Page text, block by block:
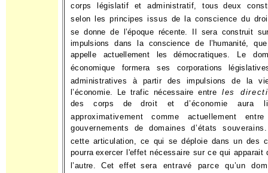
corps législatif et administratif, tous
deux
selon les principes issus de la conscience du
se donne de l’époque récente. Il sera construit
impulsions dans la conscience de l’humanité,
appelle actuellement les
démocratiques. Le
économique formera ses corporations
administratives à partir des impulsions de la
l’économie. Le trafic nécessaire entre les
des corps de
droit et d’économie aura
approximativement comme actuel­ lement
gouvernements de domaines d’états souverains.
cette articulation, ce qui se déploie dans un des
pourra exercer l'effet nécessaire sur ce qui apparait
l’autre. Cet effet sera entravé parce qu’un